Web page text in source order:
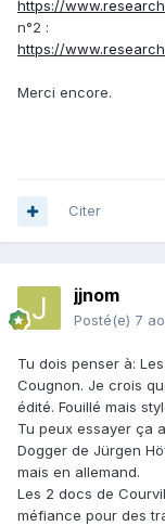
https://
n°2 :
https://
Merci encore.
Citer
jjnom
Posté(e) 7
Tu dois penser à:
Cougnon. Je crois
édité. Fouillé mais
Tu peux essayer ça
Dogger de Jürgen
mais en allemand.
Les 2 docs de
méfiance pour des